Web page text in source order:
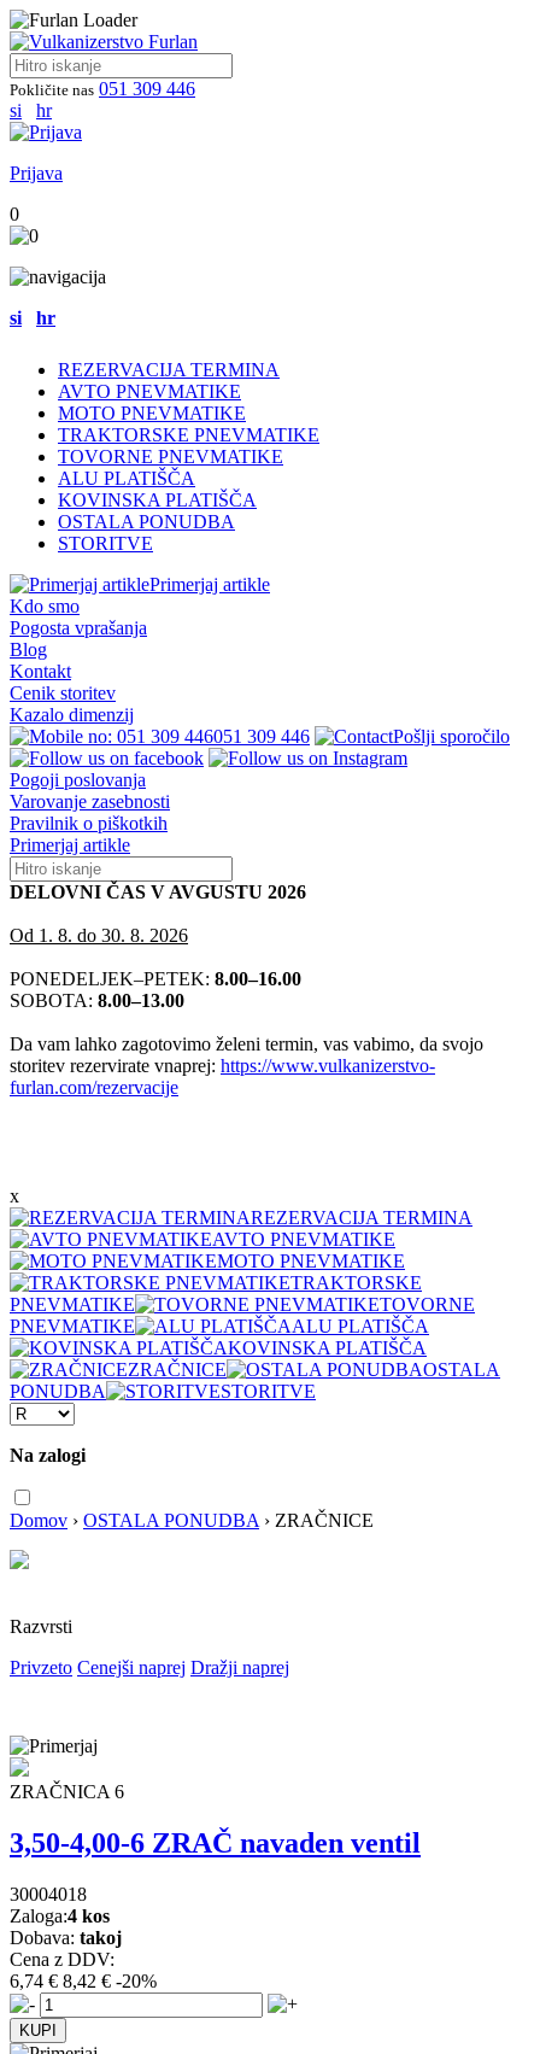
Pokličite nas 051 309 446
si
hr
Prijava
0
si hr
REZERVACIJA TERMINA
AVTO PNEVMATIKE
MOTO PNEVMATIKE
TRAKTORSKE PNEVMATIKE
TOVORNE PNEVMATIKE
ALU PLATIŠČA
KOVINSKA PLATIŠČA
OSTALA PONUDBA
STORITVE
Primerjaj artikle
Kdo smo
Pogosta vprašanja
Blog
Kontakt
Cenik storitev
Kazalo dimenzij
051 309 446
Pošlji sporočilo
Pogoji poslovanja
Varovanje zasebnosti
Pravilnik o piškotkih
Primerjaj artikle
DELOVNI ČAS V AVGUSTU 2026
Od 1. 8. do 30. 8. 2026
PONEDELJEK–PETEK: 8.00–16.00
SOBOTA: 8.00–13.00
Da vam lahko zagotovimo želeni termin, vas vabimo, da svojo
storitev rezervirate vnaprej: https://www.vulkanizerstvo-
furlan.com/rezervacije
x
REZERVACIJA TERMINA
AVTO PNEVMATIKE
MOTO PNEVMATIKE
TRAKTORSKE
PNEVMATIKE
TOVORNE
PNEVMATIKE
ALU PLATIŠČA
KOVINSKA PLATIŠČA
ZRAČNICE
OSTALA
PONUDBA
STORITVE
Na zalogi
Domov › OSTALA PONUDBA › ZRAČNICE
Razvrsti
Privzeto Cenejši naprej Dražji naprej
ZRAČNICA 6
3,50-4,00-6 ZRAČ navaden ventil
30004018
Zaloga:4 kos
Dobava: takoj
Cena z DDV:
6,74 € 8,42 € -20%